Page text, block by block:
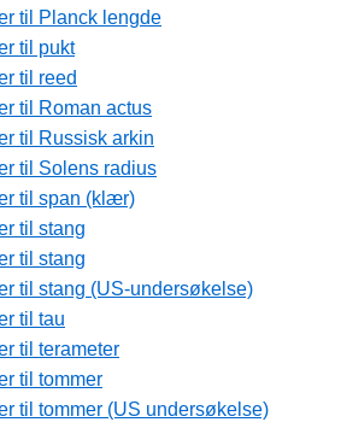
til Planck lengde
til pukt
til reed
til Roman actus
til Russisk arkin
til Solens radius
til span (klær)
til stang
til stang
til stang (US-undersøkelse)
til tau
til terameter
til tommer
til tommer (US undersøkelse)